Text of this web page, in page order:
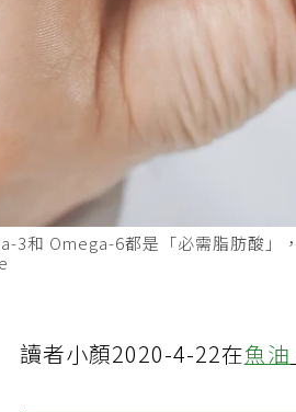
3和 Omega-6都是「必需脂肪酸」
讀者小顏2020-4-22在魚油